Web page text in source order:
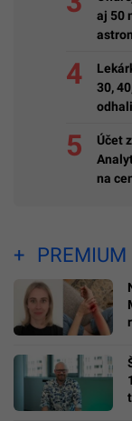
aj 50
30,
Účet
na
PREMIUM